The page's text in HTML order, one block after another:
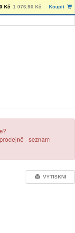
Kč 1 076,90 Kč Koupit
- seznam
VYTISKNI